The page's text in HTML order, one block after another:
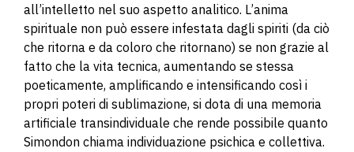
all’intelletto nel suo aspetto analitico. L’anima
spirituale non può essere infestata dagli spiriti (da ciò
che ritorna e da coloro che ritornano) se non grazie al
fatto che la vita tecnica, aumentando se stessa
poeticamente, amplificando e intensificando così i
propri poteri di sublimazione, si dota di una memoria
artificiale transindividuale che rende possibile quanto
Simondon chiama individuazione psichica e collettiva.